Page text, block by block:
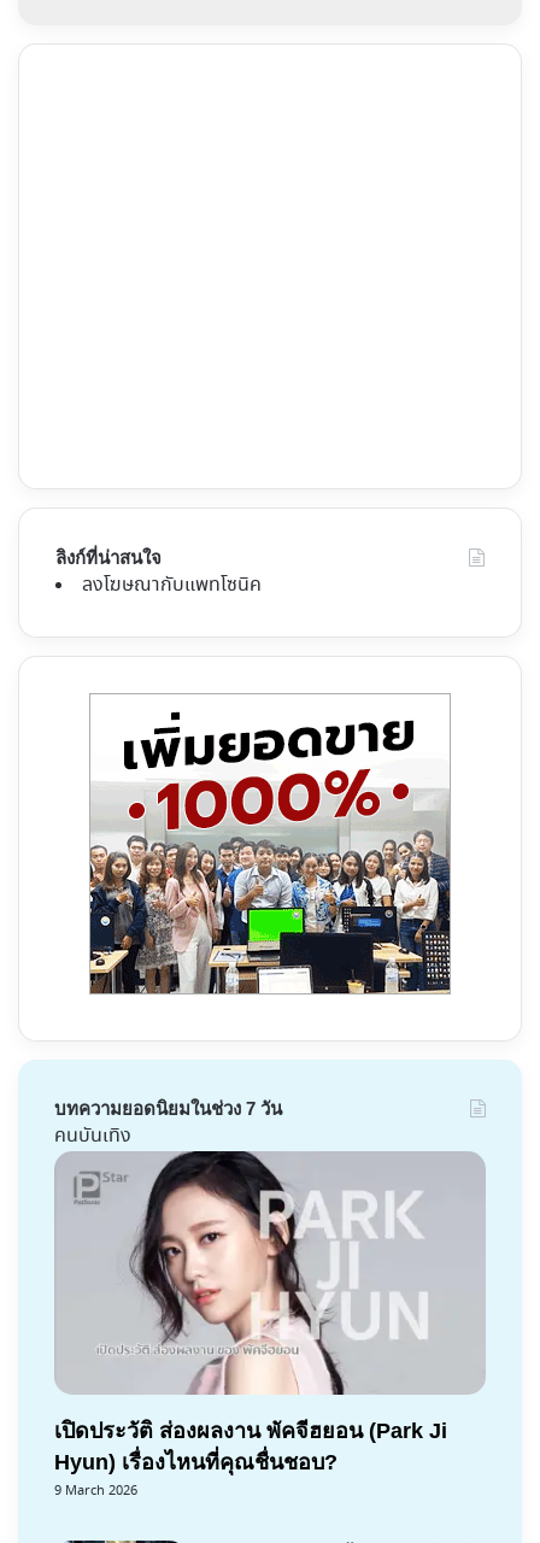
ลิงก์ที่น่าสนใจ
ลงโฆษณากับแพทโซนิค
บทความยอดนิยมในช่วง 7 วัน
คนบันเทิง
เปิดประวัติ ส่องผลงาน พัคจีฮยอน (Park Ji
Hyun) เรื่องไหนที่คุณชื่นชอบ?
9 March 2026